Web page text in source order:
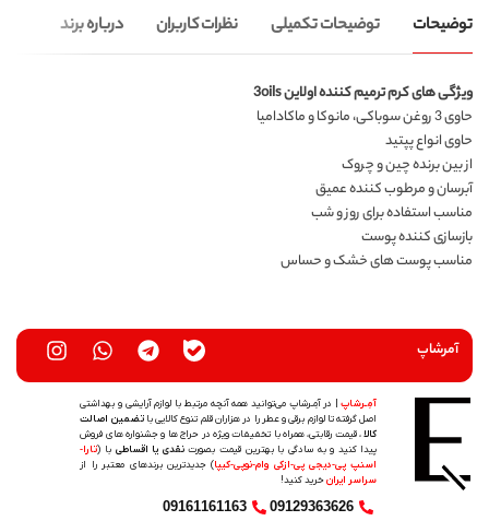
توضیحات توضیحات تکمیلی نظرات کاربران درباره برند
ویژگی های کرم ترمیم کننده اولاین 3oils
حاوی 3 روغن سوباکی، مانوکا و ماکادامیا
حاوی انواع پپتید
از بین برنده چین و چروک
آبرسان و مرطوب کننده عمیق
مناسب استفاده برای روز و شب
بازسازی کننده پوست
مناسب پوست های خشک و حساس
آمرشاپ
آمِـرشاپ| در آمِـرشاپ می‌توانید همه آنچه مرتبط با لوازم آرایشی و بهداشتی
اصل گرفته تا لوازم برقی و عطر را در هزاران قلم تنوع کالایی باتضمین اصالت
کالا، قیمت رقابتی، همراه با تخفیفات ویژه در حراج ها و جشنواره های فروش
پیدا کنید و به سادگی با بهترین قیمت بصورتنقدی یا اقساطی با (تارا-
اسنپ پی-دیجی پی-ازکی وام-نوپی-کیپا) جدیدترین‌ برندهای معتبر را از
سراسر ایرانخرید کنید!
09129363626
09161161163